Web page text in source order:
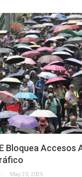
Bloquea Accesos
Redaccion La Pancarta De Quintana Roo May 23, 2025